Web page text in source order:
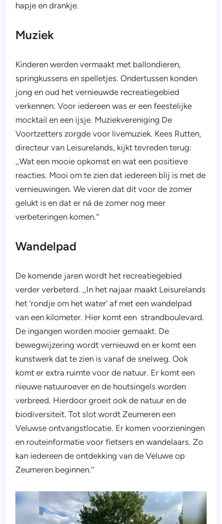
hapje en drankje.
Muziek
Kinderen werden vermaakt met ballondieren,
springkussens en spelletjes. Ondertussen konden
jong en oud het vernieuwde recreatiegebied
verkennen. Voor iedereen was er een feestelijke
mocktail en een ijsje. Muziekvereniging De
Voortzetters zorgde voor livemuziek. Kees Rutten,
directeur van Leisurelands, kijkt tevreden terug:
,,Wat een mooie opkomst en wat een positieve
reacties. Mooi om te zien dat iedereen blij is met de
vernieuwingen. We vieren dat dit voor de zomer
gelukt is en dat er ná de zomer nog meer
verbeteringen komen.’’
Wandelpad
De komende jaren wordt het recreatiegebied
verder verbeterd. ,,In het najaar maakt Leisurelands
het ‘rondje om het water’ af met een wandelpad
van een kilometer. Hier komt een strandboulevard.
De ingangen worden mooier gemaakt. De
bewegwijzering wordt vernieuwd en er komt een
kunstwerk dat te zien is vanaf de snelweg. Ook
komt er extra ruimte voor de natuur. Er komt een
nieuwe natuuroever en de houtsingels worden
verbreed. Hierdoor groeit ook de natuur en de
biodiversiteit. Tot slot wordt Zeumeren een
Veluwse ontvangstlocatie. Er komen voorzieningen
en routeinformatie voor fietsers en wandelaars. Zo
kan iedereen de ontdekking van de Veluwe op
Zeumeren beginnen.’’